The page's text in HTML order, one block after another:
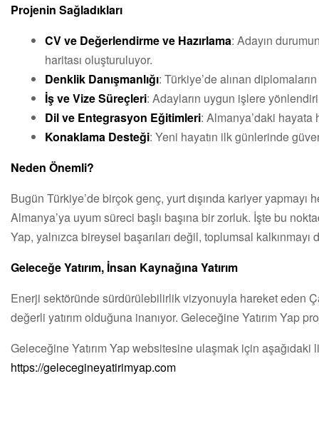
Projenin Sağladıkları
CV ve Değerlendirme ve Hazırlama: Adayın
haritası oluşturuluyor.
Denklik Danışmanlığı: Türkiye’de alınan
İş ve Vize Süreçleri: Adayların uygun işlere
Dil ve Entegrasyon Eğitimleri: Almanya’daki hayata
Konaklama Desteği: Yeni hayatın ilk günlerinde
Neden Önemli?
Bugün Türkiye’de birçok genç, yurt dışında kariyer
Almanya’ya uyum süreci başlı başına bir zorluk. İşte bu
Yap, yalnızca bireysel başarıları değil, toplumsal kalkınmayı
Geleceğe Yatırım, İnsan Kaynağına Yatırım
Enerji sektöründe sürdürülebilirlik vizyonuyla hareket eden
değerli yatırım olduğuna inanıyor. Geleceğine Yatırım Yap
Geleceğine Yatırım Yap websitesine ulaşmak için
https://gelecegineyatirimyap.com